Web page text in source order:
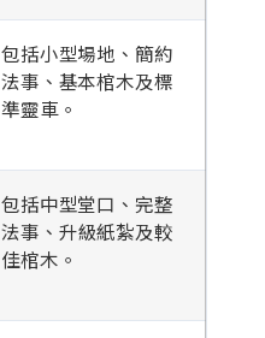
包括小型場地、簡約
法事、基本棺木及標
準靈車。
包括中型堂口、完整
法事、升級紙紮及較
佳棺木。